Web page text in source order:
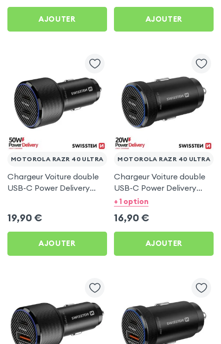
AJOUTER AJOUTER
MOTOROLA RAZR 40 ULTRA
Chargeur Voiture double
USB-C Power Delivery
19,90 €
AJOUTER
MOTOROLA RAZR 40 ULTRA
Chargeur Voiture double
USB-C Power Delivery
20W - Swissten pour
+ 1 option
16,90 €
AJOUTER